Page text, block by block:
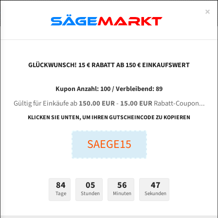
UZAY MAKINA UMSY YARIM / SEMI 350 DG für
4260 mm Bi-Metall Bandsägeblätter
Länge (mm):
Stärken + Zahnteilung:
mm
ABOUTS
ENGLISH
Bi-Metall Meterware
Fleischerei Bandsägeblätter
Bandmesser Glatt Meterware
Konvex Meterware
×
GLÜCKWUNSCH! 15 € RABATT AB 150 € EINKAUFSWERT
Kupon Anzahl: 100 / Verbleibend: 89
Gültig für Einkäufe ab150.00 EUR- 15.00 EURRabatt-Coupon...
KLICKEN SIE UNTEN, UM IHREN GUTSCHEINCODE ZU KOPIEREN
SAEGE15
84
Tage
05
Stunden
56
Minuten
46
Sekunden